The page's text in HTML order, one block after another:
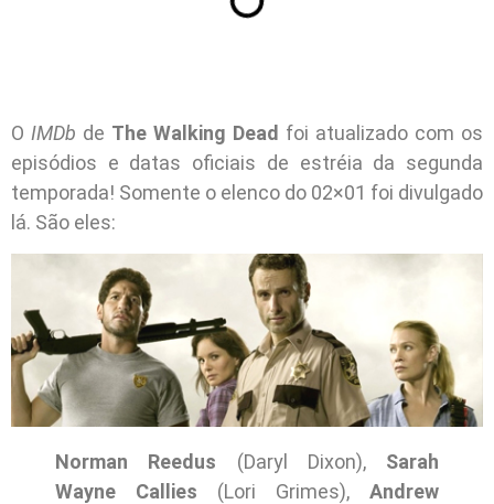
O IMDb de The Walking Dead foi atualizado com os
episódios e datas oficiais de estréia da segunda
temporada! Somente o elenco do 02×01 foi divulgado
lá. São eles:
Norman Reedus (Daryl Dixon), Sarah
Wayne Callies (Lori Grimes), Andrew